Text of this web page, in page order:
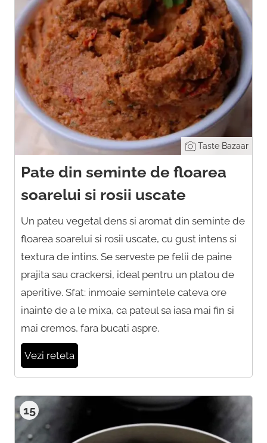
Taste Bazaar
Pate din seminte de floarea
soarelui si rosii uscate
Un pateu vegetal dens si aromat din seminte de
floarea soarelui si rosii uscate, cu gust intens si
textura de intins. Se serveste pe felii de paine
prajita sau crackersi, ideal pentru un platou de
aperitive. Sfat: inmoaie semintele cateva ore
inainte de a le mixa, ca pateul sa iasa mai fin si
mai cremos, fara bucati aspre.
Vezi reteta
15